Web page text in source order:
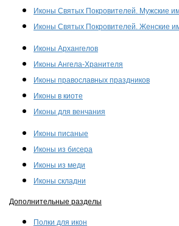
Иконы Святых Покровителей. Мужские
Иконы Святых Покровителей. Женские
Иконы Архангелов
Иконы Ангела-Хранителя
Иконы православных праздников
Иконы в киоте
Иконы для венчания
Иконы писаные
Иконы из бисера
Иконы из меди
Иконы складни
Дополнительные разделы
Полки для икон